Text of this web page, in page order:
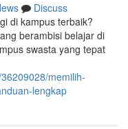
Discuss
di kampus terbaik?
berambisi belajar di
swasta yang tepat
memilih-
lengkap